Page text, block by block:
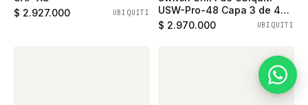
$ 2.927.000
UBIQUITI
USW-Pro-48 Capa 3 de 48
puertos ethernet gigabit y 4
$ 2.970.000 UBIQUITI